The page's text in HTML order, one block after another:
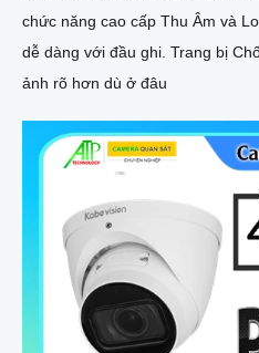
chức năng cao cấp Thu Âm và
dễ dàng với đầu ghi. Trang bị Chống Ngược Sáng DWDR hình
ảnh rõ hơn dù ở đâu